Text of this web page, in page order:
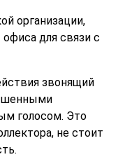
организации,
для связи с
звонящий
голосом. Это
не стоит